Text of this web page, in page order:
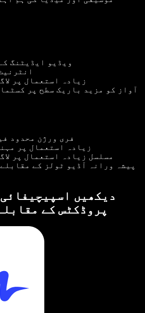
ویڈیو ایڈیٹنگ
زیادہ استعمال پر
آواز کو مزید باریک سطح پر
فری ورژن محدود
زیادہ استعمال پر
مسلسل زیادہ استعمال پر
پیشہ ورانہ آڈیو ٹولز کے
دیکھیں
پروڈکٹس کے